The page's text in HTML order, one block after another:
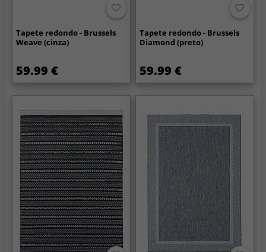
Tapete redondo - Brussels
Weave (cinza)
59.99 €
Tapete redondo - Brussels
Diamond (preto)
59.99 €